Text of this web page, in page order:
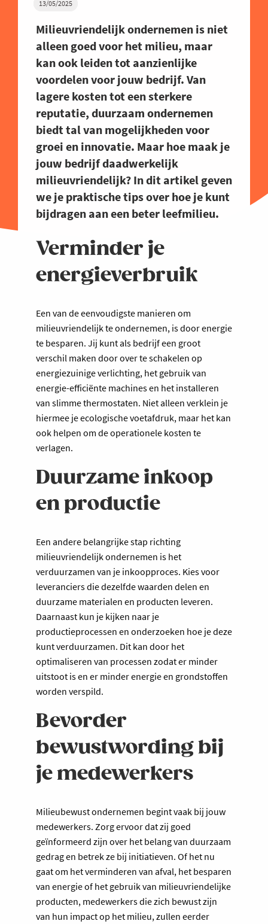
13/05/2025
Milieuvriendelijk ondernemen is niet
alleen goed voor het milieu, maar
kan ook leiden tot aanzienlijke
voordelen voor jouw bedrijf. Van
lagere kosten tot een sterkere
reputatie, duurzaam ondernemen
biedt tal van mogelijkheden voor
groei en innovatie. Maar hoe maak je
jouw bedrijf daadwerkelijk
milieuvriendelijk? In dit artikel geven
we je praktische tips over hoe je kunt
bijdragen aan een beter leefmilieu.
Verminder je
energieverbruik
Een van de eenvoudigste manieren om
milieuvriendelijk te ondernemen, is door energie
te besparen. Jij kunt als bedrijf een groot
verschil maken door over te schakelen op
energiezuinige verlichting, het gebruik van
energie-efficiënte machines en het installeren
van slimme thermostaten. Niet alleen verklein je
hiermee je ecologische voetafdruk, maar het kan
ook helpen om de operationele kosten te
verlagen.
Duurzame inkoop
en productie
Een andere belangrijke stap richting
milieuvriendelijk ondernemen is het
verduurzamen van je inkoopproces. Kies voor
leveranciers die dezelfde waarden delen en
duurzame materialen en producten leveren.
Daarnaast kun je kijken naar je
productieprocessen en onderzoeken hoe je deze
kunt verduurzamen. Dit kan door het
optimaliseren van processen zodat er minder
uitstoot is en er minder energie en grondstoffen
worden verspild.
Bevorder
bewustwording bij
je medewerkers
Milieubewust ondernemen begint vaak bij jouw
medewerkers. Zorg ervoor dat zij goed
geïnformeerd zijn over het belang van duurzaam
gedrag en betrek ze bij initiatieven. Of het nu
gaat om het verminderen van afval, het besparen
van energie of het gebruik van milieuvriendelijke
producten, medewerkers die zich bewust zijn
van hun impact op het milieu, zullen eerder